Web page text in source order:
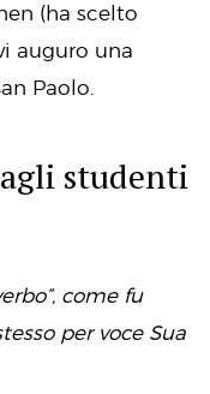
(ha scelto
auguro una
Paolo.
studenti
come fu
per voce Sua